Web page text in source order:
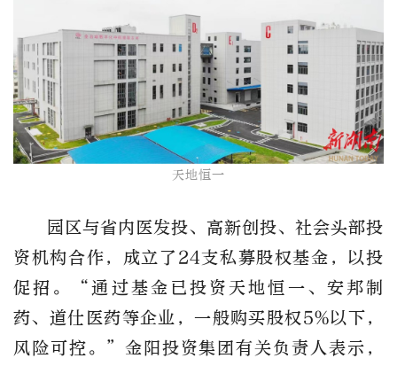
天地恒一
园区与省内医发投、高新创投、社会头部投
资机构合作，成立了24支私募股权基金，以投
促招。“通过基金已投资天地恒一、安邦制
药、道仕医药等企业，一般购买股权5%以下，
风险可控。”金阳投资集团有关负责人表示，